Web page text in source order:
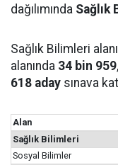
dağılımında Sağlık
Sağlık Bilimleri
alanında 34 bin 959
618 aday sınava
Alan
Sağlık Bilimleri
Sosyal Bilimler